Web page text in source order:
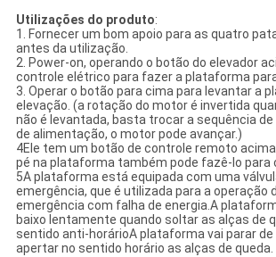
Utilizações do produto:
1. Fornecer um bom apoio para as quatro
antes da utilização.
2. Power-on, operando o botão do elevador
controle elétrico para fazer a plataforma
3. Operar o botão para cima para levantar a
elevação. (a rotação do motor é invertida
não é levantada, basta trocar a sequência de
de alimentação, o motor pode avançar.)
4Ele tem um botão de controle remoto
pé na plataforma também pode fazê-lo para
5A plataforma está equipada com uma
emergência, que é utilizada para a operação
emergência com falha de energia.A
baixo lentamente quando soltar as alças de
sentido anti-horárioA plataforma vai parar de
apertar no sentido horário as alças de queda.